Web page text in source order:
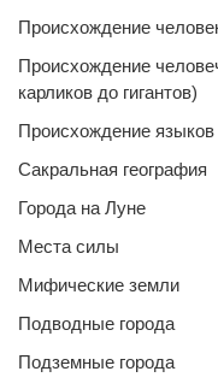
Происхождение
Происхождение
карликов до гигантов)
Происхождение языков
Сакральная география
Города на Луне
Места силы
Мифические земли
Подводные города
Подземные города